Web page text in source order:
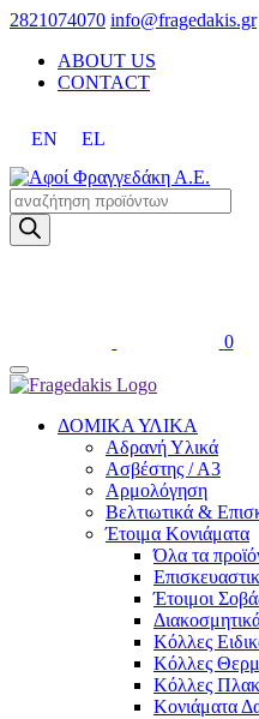
2821074070 info@fragedakis.gr
ABOUT US
CONTACT
EN EL
Products
search
0
ΔΟΜΙΚΑ ΥΛΙΚΑ
Αδρανή Υλικά
Ασβέστης / Α3
Αρμολόγηση
Βελτιωτικά &
Έτοιμα Κονιάματα
Όλα τα
Έτοιμοι
Κόλλες
Κόλλες
Κόλλες
Κονιάματα